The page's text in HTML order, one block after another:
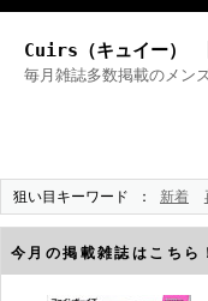
Cuirs（キュイー）
毎月雑誌多数掲載のメン
狙い目キーワード 新着
今月の掲載雑誌はこちら